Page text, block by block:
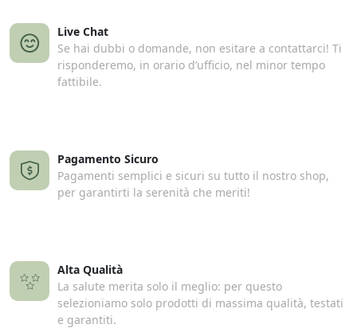
Live Chat
Se hai dubbi o domande, non esitare a contattarci! Ti
risponderemo, in orario d’ufficio, nel minor tempo
fattibile.
Pagamento Sicuro
Pagamenti semplici e sicuri su tutto il nostro shop,
per garantirti la serenità che meriti!
Alta Qualità
La salute merita solo il meglio: per questo
selezioniamo solo prodotti di massima qualità, testati
e garantiti.